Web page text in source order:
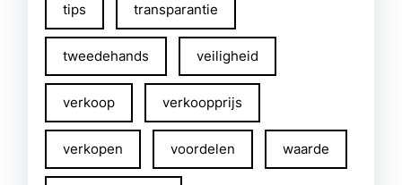
tips transparantie
tweedehands veiligheid
verkoop verkoopprijs
verkopen voordelen waarde